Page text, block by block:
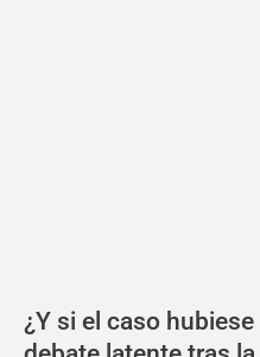
¿Y si el caso hubiese